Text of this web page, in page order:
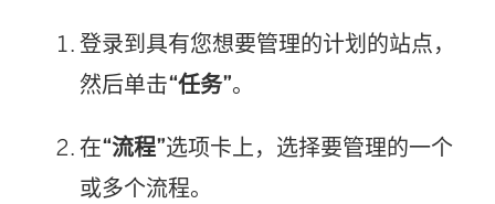
登录到具有您想要管理的计划的站点，
然后单击“任务”。
在“流程”选项卡上，选择要管理的一个
或多个流程。